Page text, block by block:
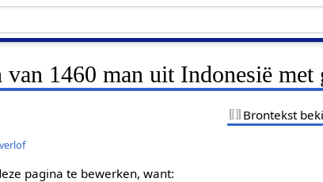
1460 man uit Indonesië
Brontekst
pagina te bewerken, want: